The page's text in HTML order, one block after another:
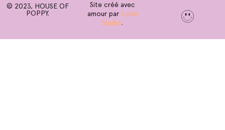
© 2023, HOUSE OF
POPPY.
Site créé avec
amour par Lunie
Studio.